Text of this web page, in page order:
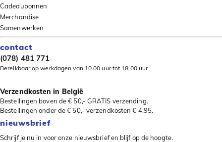
Cadeaubonnen
Merchandise
Samenwerken
contact
(078) 481 771
Bereikbaar op werkdagen van 10.00 uur tot 18.00 uur
Verzendkosten in België
Bestellingen boven de € 50,- GRATIS verzending.
Bestellingen onder de € 50,- verzendkosten € 4,95.
nieuwsbrief
Schrijf je nu in voor onze nieuwsbrief en blijf op de hoogte.